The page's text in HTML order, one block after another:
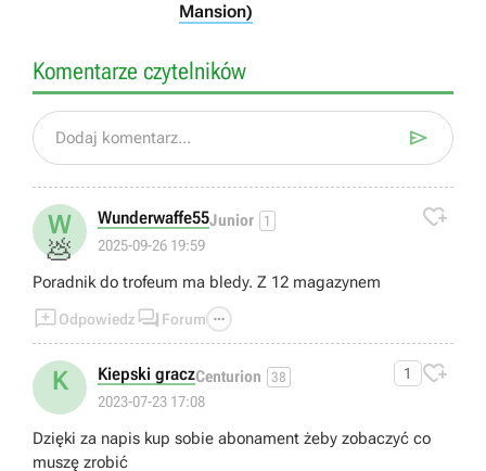
Mansion)
Komentarze czytelników
Dodaj komentarz... 
W
💩
Wunderwaffe55Junior 1
2025-09-26 19:59

Poradnik do trofeum ma bledy. Z 12 magazynem
Odpowiedz  Forum 
K Kiepski graczCenturion 38
2023-07-23 17:08
1 
Dzięki za napis kup sobie abonament żeby zobaczyć co
muszę zrobić